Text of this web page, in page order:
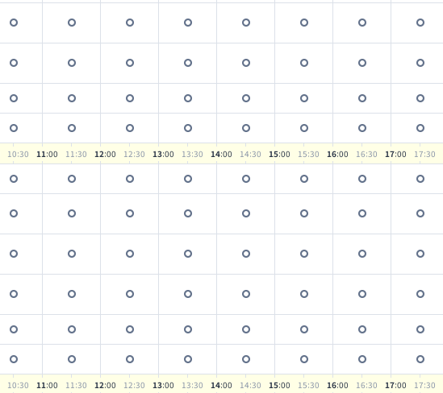
10:30 11:00 11 :30 12:00 12:30 13:00 13:30 14:00 14:30 15:00 15:30 16:00 16:30 17:00 17:30
10:30 11:00 11 :30 12:00 12:30 13:00 13:30 14:00 14:30 15:00 15:30 16:00 16:30 17:00 17:30